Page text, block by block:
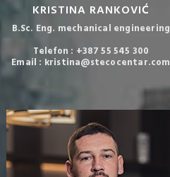
KRISTINA RANKOVIĆ
B.Sc. Eng. mechanical engineering
Telefon : +387 55 545 300
Email : kristina@stecocentar.com